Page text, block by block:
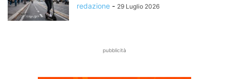
redazione - 29 Luglio 2026
pubblicità